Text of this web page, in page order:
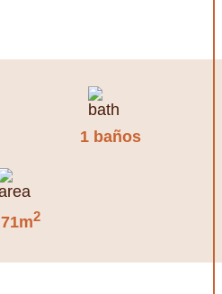
1 baños
71m2